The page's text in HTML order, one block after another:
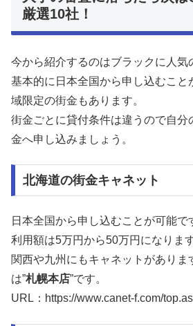
厳選10社！
今から紹介するのはブラックに人気
基本的に日本全国から申し込むこと
域限定の街金もあります。
街金ごとに貸付条件は違うので自分
金へ申し込みましょう。
北海道の街金キャネット
日本全国から申し込むことが可能で
利用額は5万円から50万円になります
関西や九州にもキャネットがありま
は”札幌本店”です。
URL：https://www.canet-f.com/